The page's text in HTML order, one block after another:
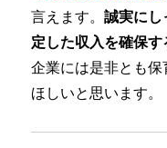
言えます。誠実にし
定した収入を確保
企業には是非とも
ほしいと思います。